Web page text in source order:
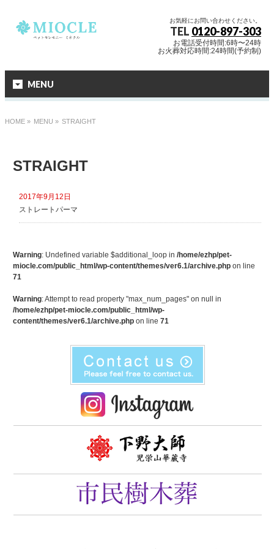
お気軽にお問い合わせください。
TEL 0120-897-303
お電話受付時間:6時〜24時
お火葬対応時間:24時間(予約制)
MENU
HOME » MENU » STRAIGHT
STRAIGHT
2017年9月12日
ストレートパーマ
Warning: Undefined variable $additional_loop in /home/ezhp/pet-
miocle.com/public_html/wp-content/themes/ver6.1/archive.phpon line
71
Warning: Attempt to read property "max_num_pages" on null in
/home/ezhp/pet-miocle.com/public_html/wp-
content/themes/ver6.1/archive.phpon line 71